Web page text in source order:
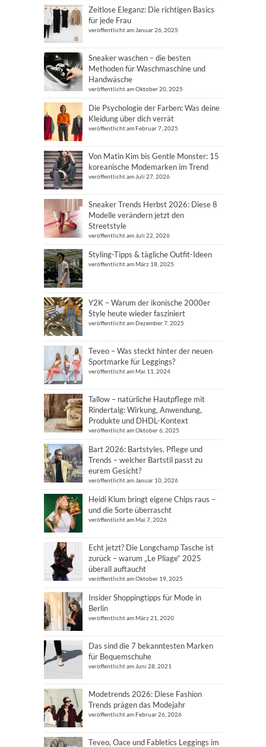
Zeitlose Eleganz: Die richtigen Basics
für jede Frau
veröffentlicht am Januar 26, 2025
Sneaker waschen – die besten
Methoden für Waschmaschine und
Handwäsche
veröffentlicht am Oktober 20, 2025
Die Psychologie der Farben: Was deine
Kleidung über dich verrät
veröffentlicht am Februar 7, 2025
Von Matin Kim bis Gentle Monster: 15
koreanische Modemarken im Trend
veröffentlicht am Juli 27, 2026
Sneaker Trends Herbst 2026: Diese 8
Modelle verändern jetzt den
Streetstyle
veröffentlicht am Juli 22, 2026
Styling-Tipps & tägliche Outfit-Ideen
veröffentlicht am März 18, 2025
Y2K – Warum der ikonische 2000er
Style heute wieder fasziniert
veröffentlicht am Dezember 7, 2025
Teveo – Was steckt hinter der neuen
Sportmarke für Leggings?
veröffentlicht am Mai 11, 2024
Tallow – natürliche Hautpflege mit
Rindertalg: Wirkung, Anwendung,
Produkte und DHDL-Kontext
veröffentlicht am Oktober 6, 2025
Bart 2026: Bartstyles, Pflege und
Trends – welcher Bartstil passt zu
eurem Gesicht?
veröffentlicht am Januar 10, 2026
Heidi Klum bringt eigene Chips raus –
und die Sorte überrascht
veröffentlicht am Mai 7, 2026
Echt jetzt? Die Longchamp Tasche ist
zurück – warum „Le Pliage“ 2025
überall auftaucht
veröffentlicht am Oktober 19, 2025
Insider Shoppingtipps für Mode in
Berlin
veröffentlicht am März 21, 2020
Das sind die 7 bekanntesten Marken
für Bequemschuhe
veröffentlicht am Juni 28, 2021
Modetrends 2026: Diese Fashion
Trends prägen das Modejahr
veröffentlicht am Februar 26, 2026
Teveo, Oace und Fabletics Leggings im